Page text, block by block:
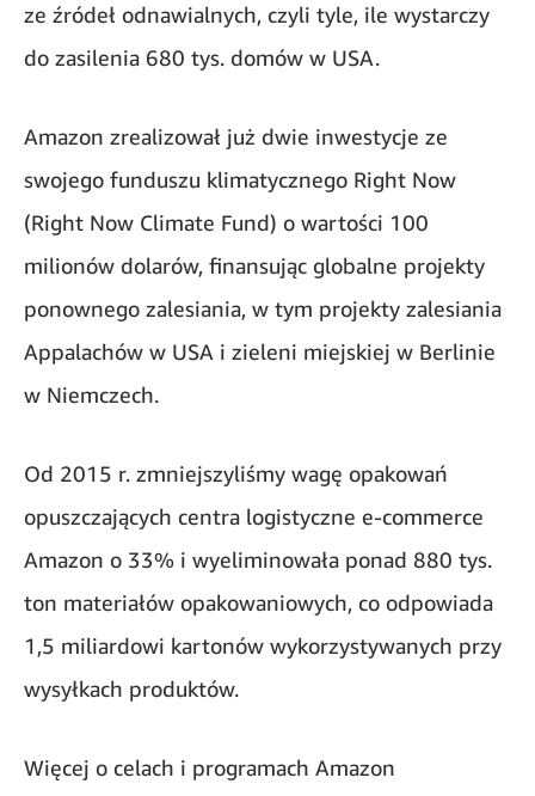
ze źródeł odnawialnych, czyli tyle, ile wystarczy
do zasilenia 680 tys. domów w USA.
Amazon zrealizował już dwie inwestycje ze
swojego funduszu klimatycznego Right Now
(Right Now Climate Fund) o wartości 100
milionów dolarów, finansując globalne projekty
ponownego zalesiania, w tym projekty zalesiania
Appalachów w USA i zieleni miejskiej w Berlinie
w Niemczech.
Od 2015 r. zmniejszyliśmy wagę opakowań
opuszczających centra logistyczne e-commerce
Amazon o 33% i wyeliminowała ponad 880 tys.
ton materiałów opakowaniowych, co odpowiada
1,5 miliardowi kartonów wykorzystywanych przy
wysyłkach produktów.
Więcej o celach i programach Amazon